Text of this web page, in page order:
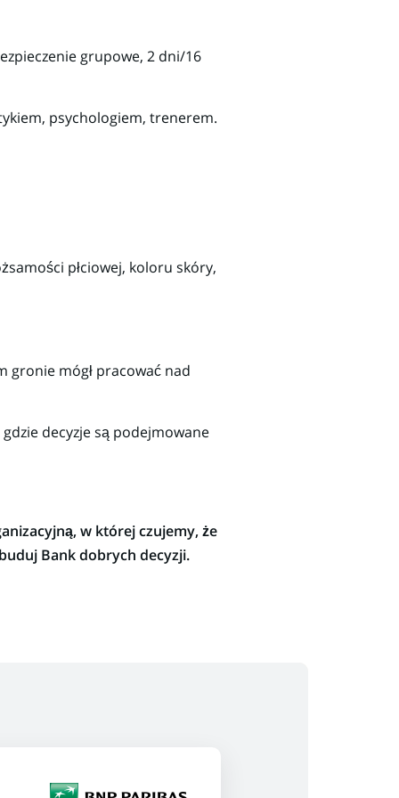
grupowe, 2 dni/16
psychologiem, trenerem.
płciowej, koloru skóry,
gronie mógł pracować nad
decyzje są podejmowane
w której czujemy, że
Bank dobrych decyzji.